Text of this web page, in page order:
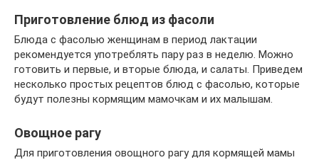
Приготовление блюд из фасоли
Блюда с фасолью женщинам в период лактации
рекомендуется употреблять пару раз в неделю. Можно
готовить и первые, и вторые блюда, и салаты. Приведем
несколько простых рецептов блюд с фасолью, которые
будут полезны кормящим мамочкам и их малышам.
Овощное рагу
Для приготовления овощного рагу для кормящей мамы